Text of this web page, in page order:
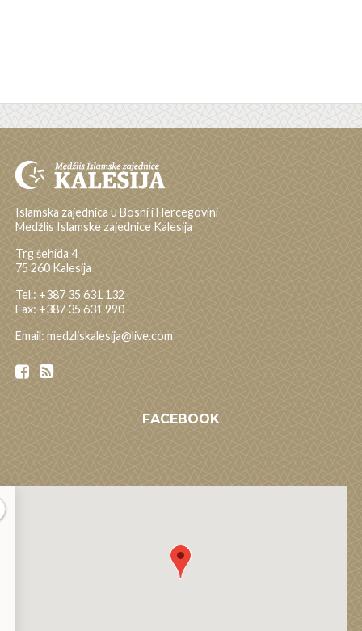
Islamska zajednica u Bosni i Hercegovini
Medžlis Islamske zajednice Kalesija
Trg šehida 4
75 260 Kalesija
Tel.: +387 35 631 132
Fax: +387 35 631 990
Email: medzliskalesija@live.com
FACEBOOK